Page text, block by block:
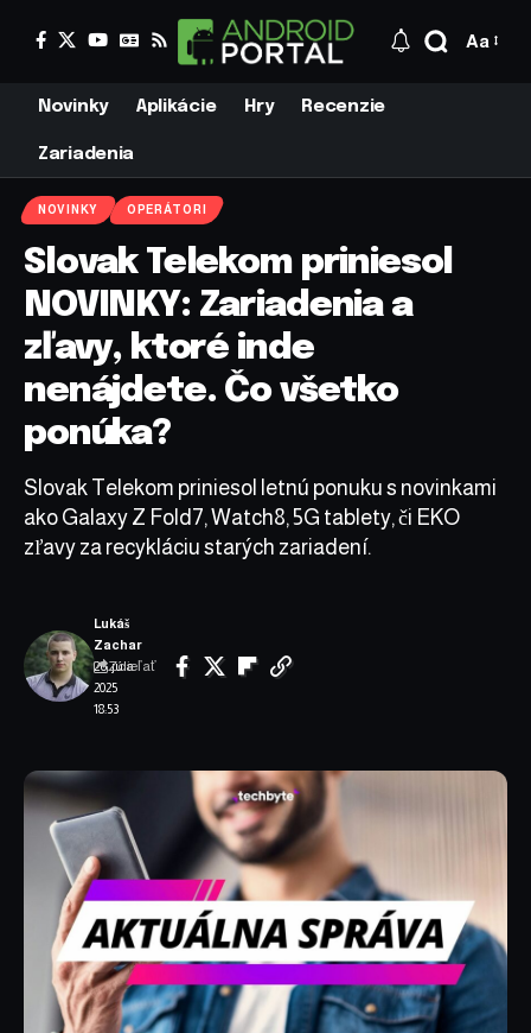
Aa
Novinky Aplikácie Hry Recenzie
Zariadenia
NOVINKY OPERÁTORI
Slovak Telekom priniesol
NOVINKY: Zariadenia a
zľavy, ktoré inde
nenájdete. Čo všetko
ponúka?
Slovak Telekom priniesol letnú ponuku s novinkami
ako Galaxy Z Fold7, Watch8, 5G tablety, či EKO
zľavy za recykláciu starých zariadení.
26. júla
2025
18:53
Lukáš
Zachar
Zdieľať